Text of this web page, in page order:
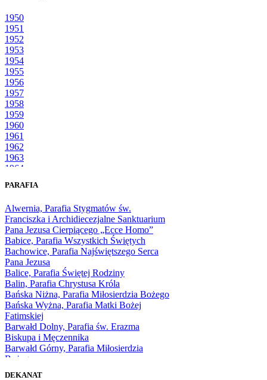
1950
1951
1952
1953
1954
1955
1956
1957
1958
1959
1960
1961
1962
1963
1964
1966
1968
1969
1970
1971
1972
1973
1974
1975
1976
1977
1978
1979
1980
1981
1983
PARAFIA
Alwernia, Parafia Stygmatów św.
Franciszka i Archidiecezjalne Sanktuarium
Pana Jezusa Cierpiącego „Ecce Homo”
Babice, Parafia Wszystkich Świętych
Bachowice, Parafia Najświętszego Serca
Pana Jezusa
Balice, Parafia Świętej Rodziny
Balin, Parafia Chrystusa Króla
Bańska Niżna, Parafia Miłosierdzia Bożego
Bańska Wyżna, Parafia Matki Bożej
Fatimskiej
Barwałd Dolny, Parafia św. Erazma
Biskupa i Męczennika
Barwałd Górny, Parafia Miłosierdzia
Bożego
DEKANAT